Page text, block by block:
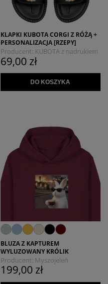
KLAPKI KUBOTA CORGI Z RÓŻĄ +
PERSONALIZACJA [RZEPY]
Producent: KUBOTA z nadrukiem
MYSZOJELEŃ
69,00 zł
DO KOSZYKA
BLUZA Z KAPTUREM
WYLUZOWANY KRÓLIK
Producent: Myszojeleń
199,00 zł